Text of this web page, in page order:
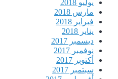
يوليو 2018
مارس 2018
فبراير 2018
يناير 2018
ديسمبر 2017
نوفمبر 2017
أكتوبر 2017
سبتمبر 2017